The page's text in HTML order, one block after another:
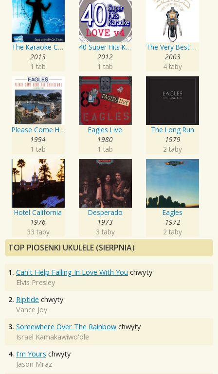
The Karaoke Channel - Sing Songs About Yesterday
2013
1 tab
40 Super Hits Karaoke: Love, Vol. 4
2012
1 tab
The Very Best Of The Eagles
2003
4 taby
Please Come Home For Christmas/Funky New Year
1994
1 tab
Eagles Live
1980
1 tab
The Long Run
1979
2 taby
Hotel California
1976
33 taby
Desperado
1973
3 taby
Eagles
1972
2 taby
TOP PIOSENKI UKULELE (SIERPNIA)
1. Can't Help Falling In Love With You chwyty
Elvis Presley
2. Riptide chwyty
Vance Joy
3. Somewhere Over The Rainbow chwyty
Israel Kamakawiwo'ole
4. I'm Yours chwyty
Jason Mraz